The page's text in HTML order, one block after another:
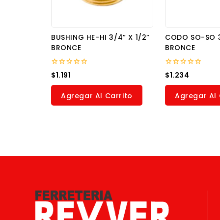
BUSHING HE-HI 3/4” X 1/2”
BRONCE
0
out
of
$1.191
Agregar Al Carrito
CODO SO-SO
BRONCE
0
out
of
$1.234
Agregar Al